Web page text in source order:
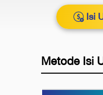
Isi
Metode Isi